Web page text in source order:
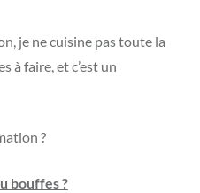
je ne cuisine pas toute la
à faire, et c’est un
?
bouffes ?